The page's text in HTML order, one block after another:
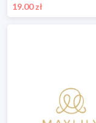
19.00 zł